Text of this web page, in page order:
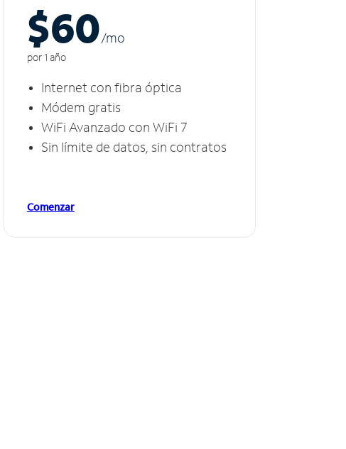
$60/mo
por 1 año
Internet con fibra óptica
Módem gratis
WiFi Avanzado con WiFi 7
Sin límite de datos, sin contratos
Comenzar